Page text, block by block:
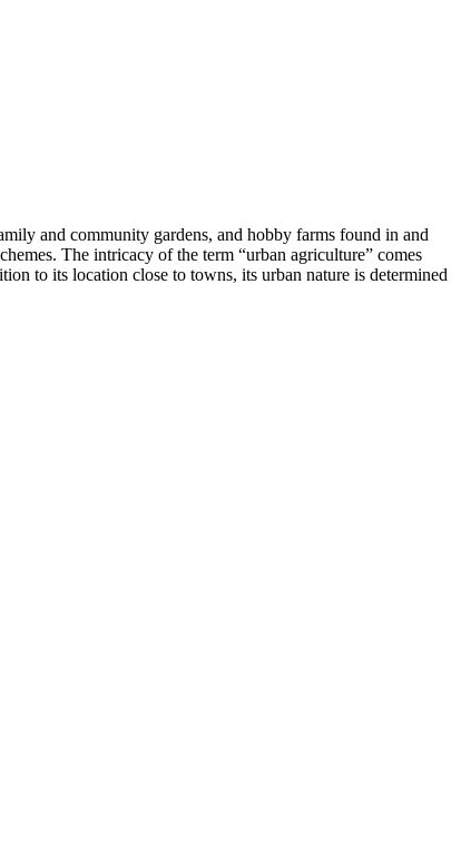
and community gardens, and hobby farms found in and
The intricacy of the term “urban agriculture” comes
to its location close to towns, its urban nature is determined